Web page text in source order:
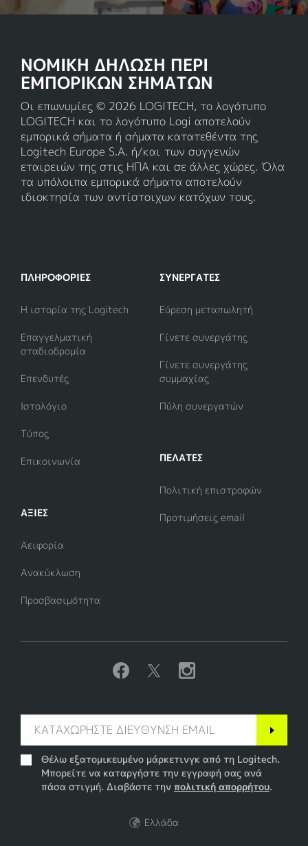
ΝΟΜΙΚΗ ΔΗΛΩΣΗ ΠΕΡΙ
ΕΜΠΟΡΙΚΩΝ ΣΗΜΑΤΩΝ
Οι επωνυμίες © 2026 LOGITECH, το λογότυπο
LOGITECH και το λογότυπο Logi αποτελούν
εμπορικά σήματα ή σήματα κατατεθέντα της
Logitech Europe S.A. ή/και των συγγενών
εταιρειών της στις ΗΠΑ και σε άλλες χώρες. Όλα
τα υπόλοιπα εμπορικά σήματα αποτελούν
ιδιοκτησία των αντίστοιχων κατόχων τους.
ΠΛΗΡΟΦΟΡΊΕΣ
Η ιστορία της Logitech
Επαγγελματική
σταδιοδρομία
Επενδυτές
Ιστολόγιο
Τύπος
Επικοινωνία
ΑΞΊΕΣ
Αειφορία
Ανακύκλωση
Προσβασιμότητα
ΣΥΝΕΡΓΆΤΕΣ
Εύρεση μεταπωλητή
Γίνετε συνεργάτης
Γίνετε συνεργάτης
συμμαχίας
Πύλη συνεργατών
ΠΕΛΑΤΕΣ
Πολιτική επιστροφών
Προτιμήσεις email
Θέλω εξατομικευμένο μάρκετινγκ από τη Logitech.
Μπορείτε να καταργήστε την εγγραφή σας ανά
πάσα στιγμή. Διαβάστε την πολιτική απορρήτου.
Ελλάδα